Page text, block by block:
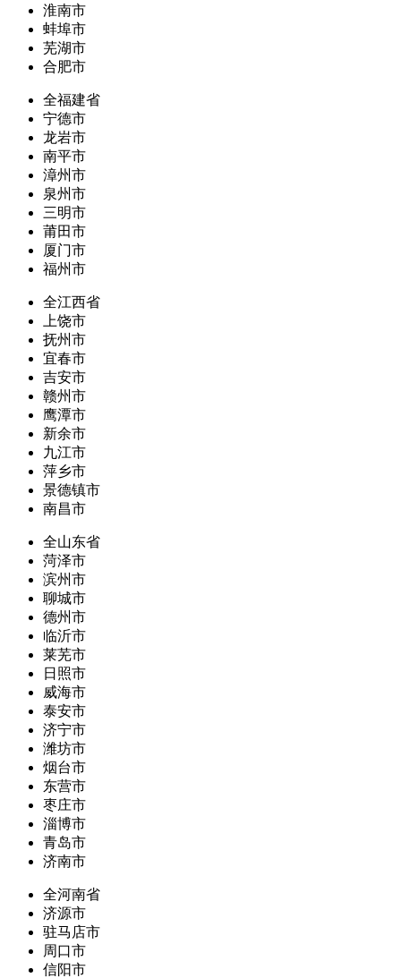
淮南市
蚌埠市
芜湖市
合肥市
全福建省
宁德市
龙岩市
南平市
漳州市
泉州市
三明市
莆田市
厦门市
福州市
全江西省
上饶市
抚州市
宜春市
吉安市
赣州市
鹰潭市
新余市
九江市
萍乡市
景德镇市
南昌市
全山东省
菏泽市
滨州市
聊城市
德州市
临沂市
莱芜市
日照市
威海市
泰安市
济宁市
潍坊市
烟台市
东营市
枣庄市
淄博市
青岛市
济南市
全河南省
济源市
驻马店市
周口市
信阳市